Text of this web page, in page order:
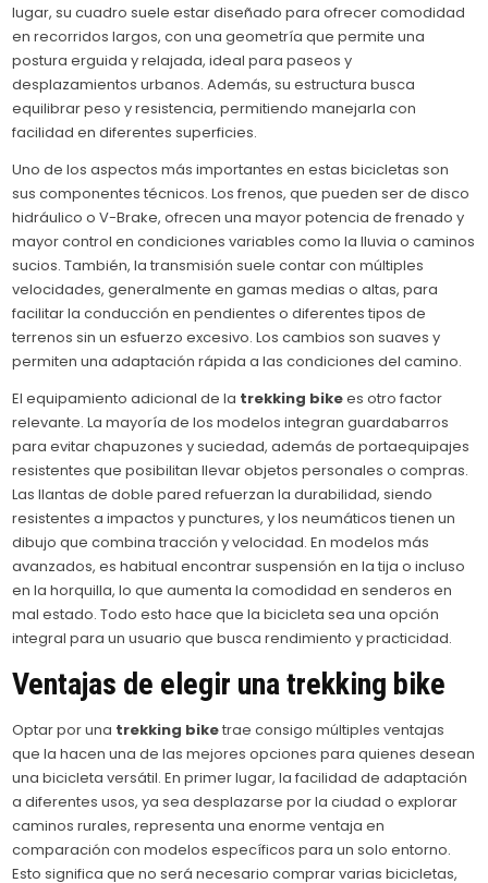
lugar, su cuadro suele estar diseñado para ofrecer comodidad
en recorridos largos, con una geometría que permite una
postura erguida y relajada, ideal para paseos y
desplazamientos urbanos. Además, su estructura busca
equilibrar peso y resistencia, permitiendo manejarla con
facilidad en diferentes superficies.
Uno de los aspectos más importantes en estas bicicletas son
sus componentes técnicos. Los frenos, que pueden ser de disco
hidráulico o V-Brake, ofrecen una mayor potencia de frenado y
mayor control en condiciones variables como la lluvia o caminos
sucios. También, la transmisión suele contar con múltiples
velocidades, generalmente en gamas medias o altas, para
facilitar la conducción en pendientes o diferentes tipos de
terrenos sin un esfuerzo excesivo. Los cambios son suaves y
permiten una adaptación rápida a las condiciones del camino.
El equipamiento adicional de la trekking bikees otro factor
relevante. La mayoría de los modelos integran guardabarros
para evitar chapuzones y suciedad, además de portaequipajes
resistentes que posibilitan llevar objetos personales o compras.
Las llantas de doble pared refuerzan la durabilidad, siendo
resistentes a impactos y punctures, y los neumáticos tienen un
dibujo que combina tracción y velocidad. En modelos más
avanzados, es habitual encontrar suspensión en la tija o incluso
en la horquilla, lo que aumenta la comodidad en senderos en
mal estado. Todo esto hace que la bicicleta sea una opción
integral para un usuario que busca rendimiento y practicidad.
Ventajas de elegir unatrekking bike
Optar por una trekking biketrae consigo múltiples ventajas
que la hacen una de las mejores opciones para quienes desean
una bicicleta versátil. En primer lugar, la facilidad de adaptación
a diferentes usos, ya sea desplazarse por la ciudad o explorar
caminos rurales, representa una enorme ventaja en
comparación con modelos específicos para un solo entorno.
Esto significa que no será necesario comprar varias bicicletas,